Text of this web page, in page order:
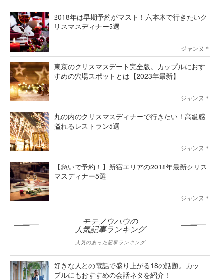
2018年は早期予約がマスト！六本木で行きたいク
リスマスディナー5選
ジャンヌ＊
東京のクリスマスデート完全版。カップルにおす
すめの穴場スポットとは【2023年最新】
ジャンヌ＊
丸の内のクリスマスディナーで行きたい！高級感
溢れるレストラン5選
ジャンヌ＊
【急いで予約！】新宿エリアの2018年最新クリス
マスディナー5選
ジャンヌ＊
モテノウハウの
人気記事ランキング
人気のあった記事ランキング
好きな人との電話で盛り上がる18の話題。カッ
プルにもおすすめの会話ネタを紹介！